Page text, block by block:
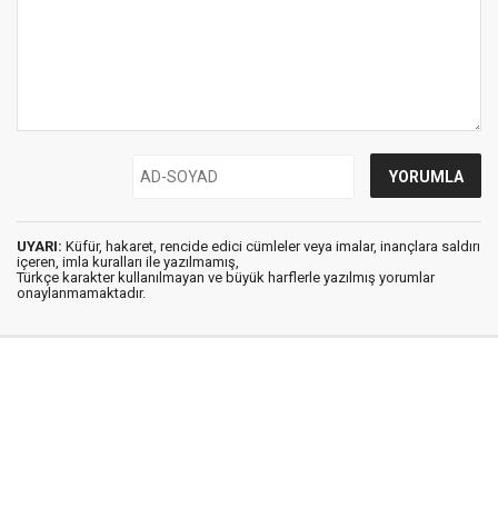
UYARI: Küfür, hakaret, rencide edici cümleler veya imalar, inançlara saldırı
içeren, imla kuralları ile yazılmamış,
Türkçe karakter kullanılmayan ve büyük harflerle yazılmış yorumlar
onaylanmamaktadır.